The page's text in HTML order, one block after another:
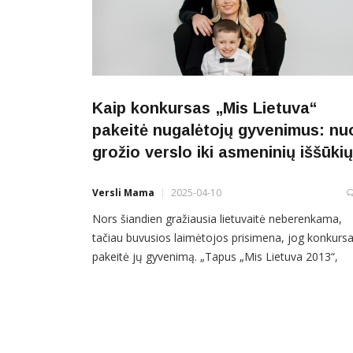
Kaip konkursas „Mis Lietuva“
pakeitė nugalėtojų gyvenimus:
grožio verslo iki asmeninių iššūkių
Versli Mama 2025-04-10
Nors šiandien gražiausia lietuvaitė neberenkama,
tačiau buvusios laimėtojos prisimena, jog
pakeitė jų gyvenimą. „Tapus „Mis Lietuva 2013“,